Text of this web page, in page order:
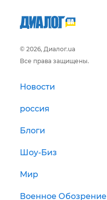
© 2026, Диалог.ua
Все права защищены.
Новости
россия
Блоги
Шоу-Биз
Мир
Военное Обозрение